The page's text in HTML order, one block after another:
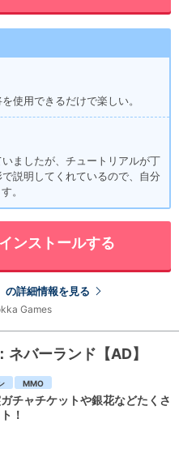
使用できるだけで楽しい。
ましたが、チュートリアルが丁
説明してくれているので、自分
。
ンストールする
の詳細情報を見る
Games
バーランド【AD】
MMO
チャチケットや銀花などたくさ
！